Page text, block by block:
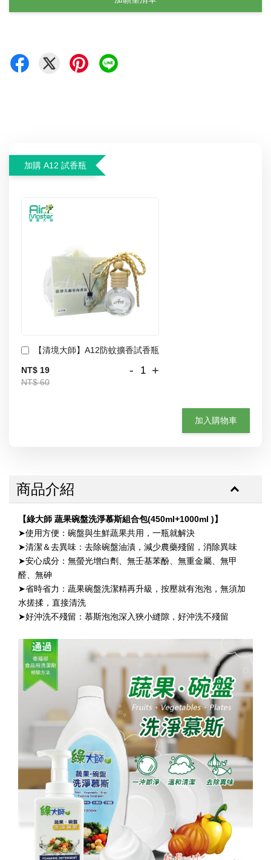
加購 A12 試香瓶
【清境大師】A12防蚊擴香試香瓶
NT$ 19
NT$ 60
- +
加入購物車
商品介紹
【綠大師 蔬果碗盤洗淨慕斯組合包(450ml+1000ml )】
➤使用方便：碗盤與生鮮蔬果共用，一瓶就解決
➤清潔＆去異味：去除碗盤油漬，減少農藥殘留，消除異味
➤安心成分：無螢光增白劑、無壬基苯酚、無重金屬、無甲
醛、無砷
➤省時省力：蔬果碗盤洗潔精再升級，按壓就有泡泡，無須加
水搓揉，直接清洗
➤好沖洗不殘留：慕斯泡泡深入狹小縫隙，好沖洗不殘留